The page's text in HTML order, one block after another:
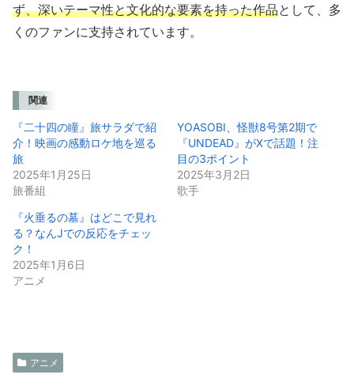
ず、深いテーマ性と文化的な要素を持った作品として、多
くのファンに支持されています。
関連
『二十四の瞳』旅サラダで紹
介！映画の感動ロケ地を巡る
旅
2025年1月25日
旅番組
YOASOBI、怪獣8号第2期で
『UNDEAD』がXで話題！注
目の3ポイント
2025年3月2日
歌手
『火垂るの墓』はどこで見れ
る？なんJでの反応をチェッ
ク！
2025年1月6日
アニメ
アニメ